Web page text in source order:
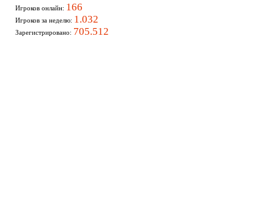
Игроков онлайн: 166
Игроков за неделю: 1.032
Зарегистрировано: 705.512